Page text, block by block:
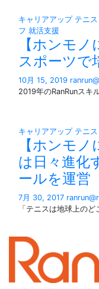
キャリアアップ テニス
フ 就活支援
【ホンモ
スポーツで
10月 15, 2019
2019年のRanRunスキ
キャリアアップ テニス
【ホンモ
は日々進化
ールを運
7月 30, 2017
「テニスは地球上の